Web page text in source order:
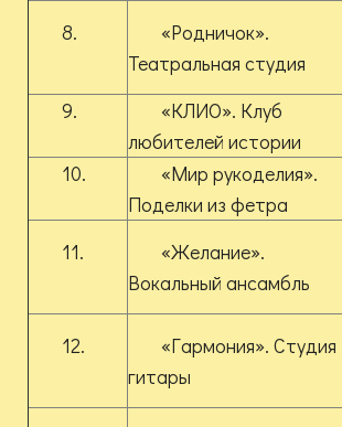
8.
«Родничок».
Театральная студия
9.
«КЛИО». Клуб
любителей истории
10.
«Мир рукоделия».
Поделки из фетра
11.
«Желание».
Вокальный ансамбль
12.
«Гармония». Студия
гитары